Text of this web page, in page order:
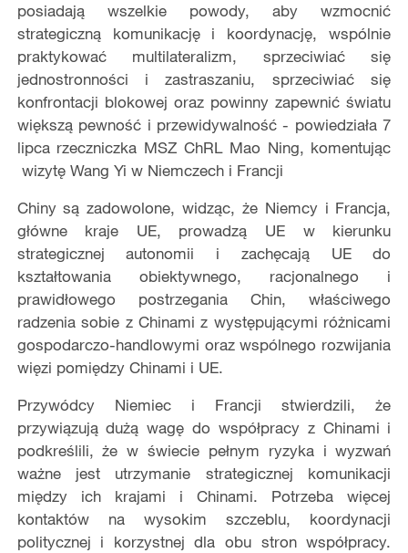
posiadają wszelkie powody, aby wzmocnić
strategiczną komunikację i koordynację, wspólnie
praktykować multilateralizm, sprzeciwiać się
jednostronności i zastraszaniu, sprzeciwiać się
konfrontacji blokowej oraz powinny zapewnić światu
większą pewność i przewidywalność - powiedziała 7
lipca rzeczniczka MSZ ChRL Mao Ning, komentując
wizytę Wang Yi w Niemczech i Francji
Chiny są zadowolone, widząc, że Niemcy i Francja,
główne kraje UE, prowadzą UE w kierunku
strategicznej autonomii i zachęcają UE do
kształtowania obiektywnego, racjonalnego i
prawidłowego postrzegania Chin, właściwego
radzenia sobie z Chinami z występującymi różnicami
gospodarczo-handlowymi oraz wspólnego rozwijania
więzi pomiędzy Chinami i UE.
Przywódcy Niemiec i Francji stwierdzili, że
przywiązują dużą wagę do współpracy z Chinami i
podkreślili, że w świecie pełnym ryzyka i wyzwań
ważne jest utrzymanie strategicznej komunikacji
między ich krajami i Chinami. Potrzeba więcej
kontaktów na wysokim szczeblu, koordynacji
politycznej i korzystnej dla obu stron współpracy.